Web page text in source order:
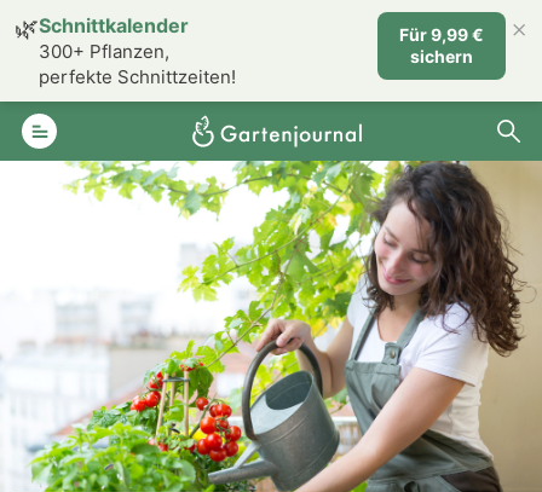
🌿Schnittkalender
300+ Pflanzen,
perfekte Schnittzeiten!
Für 9,99 €
sichern
×